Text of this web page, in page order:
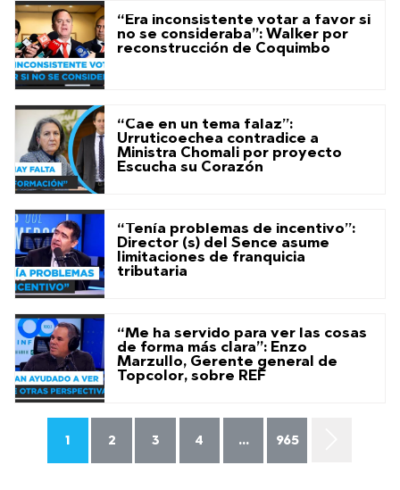
“Era inconsistente votar a favor si
no se consideraba”: Walker por
reconstrucción de Coquimbo
“Cae en un tema falaz”:
Urruticoechea contradice a
Ministra Chomali por proyecto
Escucha su Corazón
“Tenía problemas de incentivo”:
Director (s) del Sence asume
limitaciones de franquicia
tributaria
“Me ha servido para ver las cosas
de forma más clara”: Enzo
Marzullo, Gerente general de
Topcolor, sobre REF
1 2 3 4 ... 965